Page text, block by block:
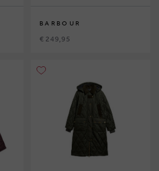
BARBOUR
€ 249,95